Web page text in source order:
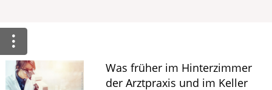
Leistungen
Was früher im Hinterzimmer
der Arztpraxis und im Keller